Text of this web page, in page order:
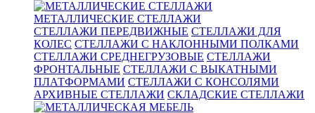
МЕТАЛЛИЧЕСКИЕ СТЕЛЛАЖИ
СТЕЛЛАЖИ ПЕРЕДВИЖНЫЕ СТЕЛЛАЖИ ДЛЯ
КОЛЕС СТЕЛЛАЖИ С НАКЛОННЫМИ ПОЛКАМИ
СТЕЛЛАЖИ СРЕДНЕГРУЗОВЫЕ СТЕЛЛАЖИ
ФРОНТАЛЬНЫЕ СТЕЛЛАЖИ С ВЫКАТНЫМИ
ПЛАТФОРМАМИ СТЕЛЛАЖИ С КОНСОЛЯМИ
АРХИВНЫЕ СТЕЛЛАЖИ СКЛАДСКИЕ СТЕЛЛАЖИ